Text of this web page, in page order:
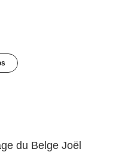
du Belge Joël